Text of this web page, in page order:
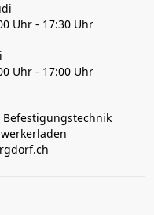
Uhr - 17:30 Uhr
Uhr - 17:00 Uhr
Befestigungstechnik